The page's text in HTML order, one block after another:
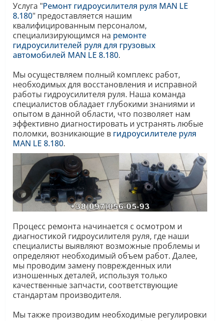
Услуга "Ремонт гидроусилителя руля MAN LE
8.180" предоставляется нашим
квалифицированным персоналом,
специализирующимся на ремонте
гидроусилителей руля для грузовых
автомобилей MAN LE 8.180.
Мы осуществляем полный комплекс работ,
необходимых для восстановления и исправной
работы гидроусилителя руля. Наша команда
специалистов обладает глубокими знаниями и
опытом в данной области, что позволяет нам
эффективно диагностировать и устранять любые
поломки, возникающие в гидроусилителе руля
MAN LE 8.180.
Процесс ремонта начинается с осмотром и
диагностикой гидроусилителя руля, где наши
специалисты выявляют возможные проблемы и
определяют необходимый объем работ. Далее,
мы проводим замену поврежденных или
изношенных деталей, используя только
качественные запчасти, соответствующие
стандартам производителя.
Мы также производим необходимые регулировки